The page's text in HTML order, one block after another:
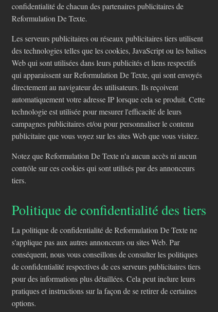
confidentialité de chacun des partenaires publicitaires de
Reformulation De Texte.
Les serveurs publicitaires ou réseaux publicitaires tiers utilisent
des technologies telles que les cookies, JavaScript ou les balises
Web qui sont utilisées dans leurs publicités et liens respectifs
qui apparaissent sur Reformulation De Texte, qui sont envoyés
directement au navigateur des utilisateurs. Ils reçoivent
automatiquement votre adresse IP lorsque cela se produit. Cette
technologie est utilisée pour mesurer l'efficacité de leurs
campagnes publicitaires et/ou pour personnaliser le contenu
publicitaire que vous voyez sur les sites Web que vous visitez.
Notez que Reformulation De Texte n'a aucun accès ni aucun
contrôle sur ces cookies qui sont utilisés par des annonceurs
tiers.
Politique de confidentialité des tiers
La politique de confidentialité de Reformulation De Texte ne
s'applique pas aux autres annonceurs ou sites Web. Par
conséquent, nous vous conseillons de consulter les politiques
de confidentialité respectives de ces serveurs publicitaires tiers
pour des informations plus détaillées. Cela peut inclure leurs
pratiques et instructions sur la façon de se retirer de certaines
options.